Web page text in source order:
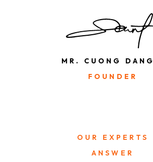
MR. CUONG DANG
FOUNDER
OUR EXPERTS
ANSWER